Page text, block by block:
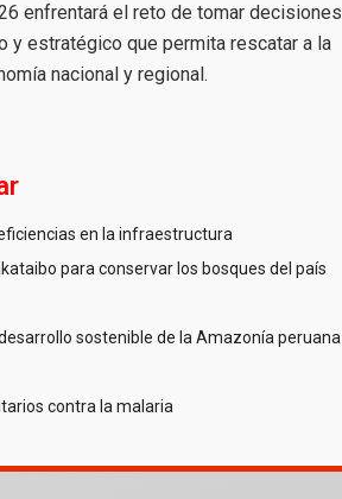
enfrentará el reto de tomar decisiones
y estratégico que permita rescatar a la
nacional y regional.
en la infraestructura
para conservar los bosques del país
sostenible de la Amazonía peruana
contra la malaria